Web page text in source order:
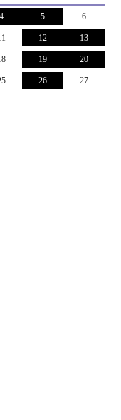
4 5 6
12 13
19 20
26 27